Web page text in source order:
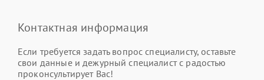
Контактная информация
Если требуется задать вопрос специалисту, оставьте
свои данные и дежурный специалист с радостью
проконсультирует Вас!